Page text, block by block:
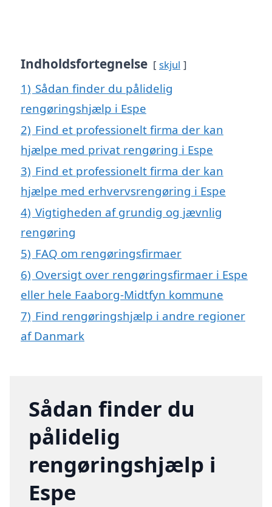
Indholdsfortegnelse skjul
1) Sådan finder du pålidelig
rengøringshjælp i Espe
2) Find et professionelt firma der kan
hjælpe med privat rengøring i Espe
3) Find et professionelt firma der kan
hjælpe med erhvervsrengøring i Espe
4) Vigtigheden af grundig og jævnlig
rengøring
5) FAQ om rengøringsfirmaer
6) Oversigt over rengøringsfirmaer i Espe
eller hele Faaborg-Midtfyn kommune
7) Find rengøringshjælp i andre regioner
af Danmark
Sådan finder du
pålidelig
rengøringshjælp i
Espe